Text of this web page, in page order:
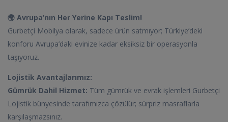
🌍 Avrupa’nın Her Yerine Kapı Teslim!
Gurbetçi Mobilya olarak, sadece ürün satmıyor; Türkiye’deki
konforu Avrupa’daki evinize kadar eksiksiz bir operasyonla
taşıyoruz.
Lojistik Avantajlarımız:
Gümrük Dahil Hizmet: Tüm gümrük ve evrak işlemleri Gurbetçi
Lojistik bünyesinde tarafımızca çözülür; sürpriz masraflarla
karşılaşmazsınız.